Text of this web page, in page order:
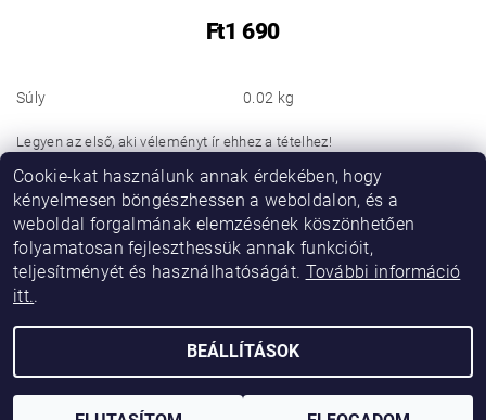
Ft1 690
Súly 0.02 kg
Legyen az első, aki véleményt ír ehhez a tételhez!
Hozzászólás hozzáadása
2026 © Vikibaby, minden jog fenntartva.
Shoptet készítette
Cookie-kat használunk annak érdekében, hogy
kényelmesen böngészhessen a weboldalon, és a
weboldal forgalmának elemzésének köszönhetően
folyamatosan fejleszthessük annak funkcióit,
teljesítményét és használhatóságát. További információ
itt..
BEÁLLÍTÁSOK